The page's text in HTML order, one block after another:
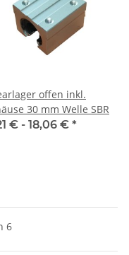
offen inkl.
30 mm Welle SBR
€ - 18,06 € *
6